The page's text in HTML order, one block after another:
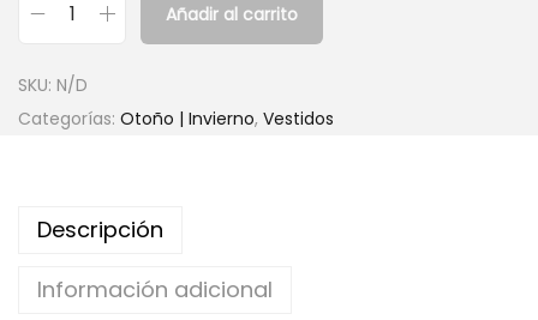
s
t
o
u
Añadir al carrito
SKU: N/D
Categorías: Otoño | Invierno, Vestidos
Descripción
Información adicional